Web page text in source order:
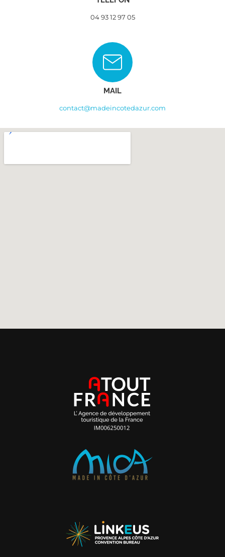
04 93 12 97 05
MAIL
contact@madeincotedazur.com